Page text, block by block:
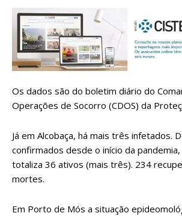
Os dados são do boletim diário do
Operações de Socorro (CDOS) da
Já em Alcobaça, há mais três infetados.
confirmados desde o início da pandemia,
totaliza 36 ativos (mais três). 234
mortes.
Em Porto de Mós a situação